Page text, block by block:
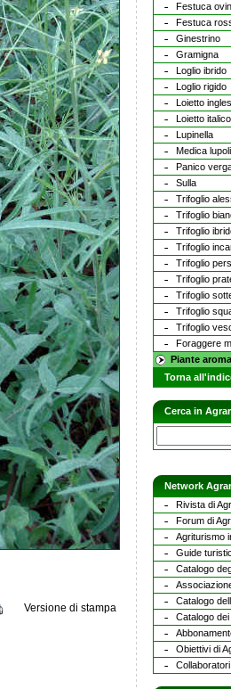
Versione di stampa
Festuca
Festuca
Ginestrino
Gramigna
Loglio ibrido
Loglio rigido
Loietto
Loietto
Lupinella
Medica
Panico
Sulla
Trifoglio
Trifoglio
Trifoglio
Trifoglio
Trifoglio
Trifoglio
Trifoglio
Trifoglio
Trifoglio
Foraggere
Piante
Torna
Cerca in
Network
Rivista di
Forum di
Agriturismo
Guide
Catalogo
Catalogo
Catalogo
Obiettivi di